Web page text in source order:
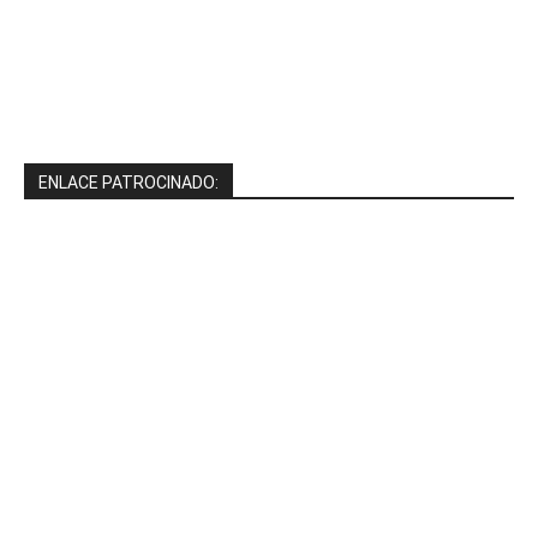
ENLACE PATROCINADO: